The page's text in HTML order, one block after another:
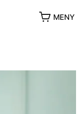
MENY